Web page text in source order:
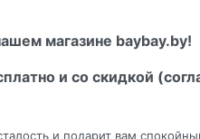
магазине baybay.by!
и со скидкой
и подарит вам